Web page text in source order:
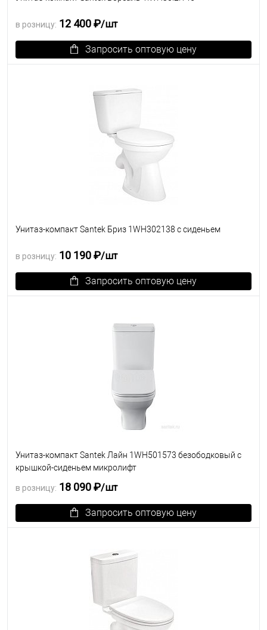
в розницу: 12 400 ₽/шт
Запросить оптовую цену
Унитаз-компакт Santek Бриз 1WH302138 с сиденьем
в розницу: 10 190 ₽/шт
Запросить оптовую цену
Унитаз-компакт Santek Лайн 1WH501573 безободковый с
крышкой-сиденьем микролифт
в розницу: 18 090 ₽/шт
Запросить оптовую цену